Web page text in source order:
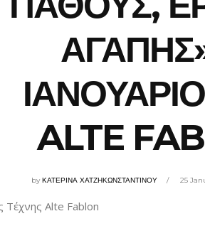
ALTE
byΚΑΤΕΡΙΝΑ ΧΑΤΖΗΚΩΝΣΤΑΝΤΙΝΟΥ 25
Alte Fablon